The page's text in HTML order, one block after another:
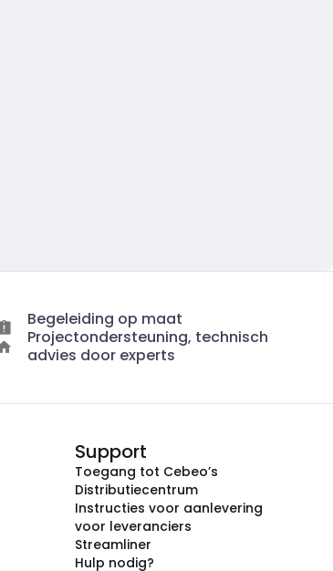
Begeleiding op maat
Projectondersteuning, technisch
advies door experts
Support
Toegang tot Cebeo’s
Distributiecentrum
Instructies voor aanlevering
voor leveranciers
Streamliner
Hulp nodig?